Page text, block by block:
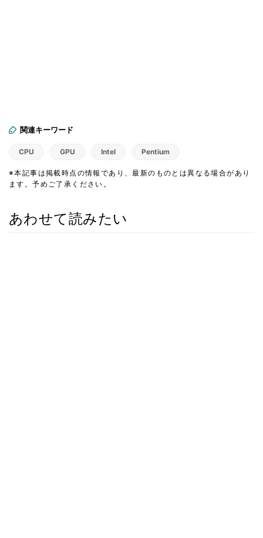
関連キーワード
CPU GPU Intel Pentium
※本記事は掲載時点の情報であり、最新のものとは異なる場合があり
ます。予めご了承ください。
あわせて読みたい